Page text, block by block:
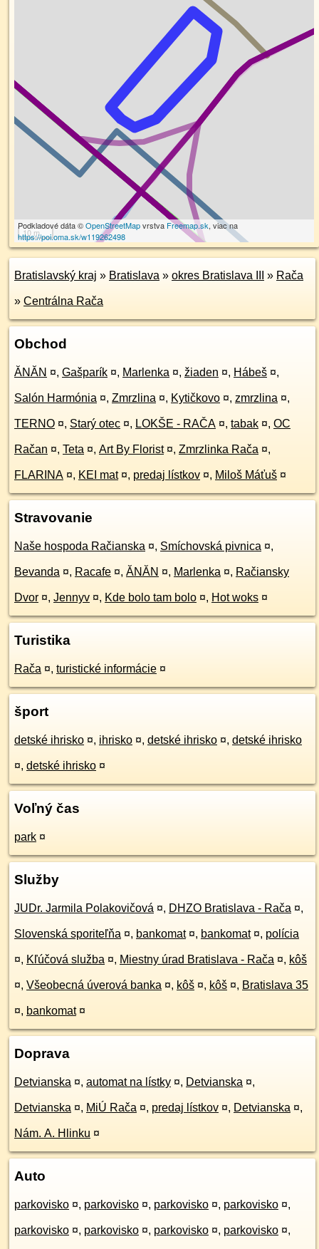
10 m
Podkladové dáta ©OpenStreetMapvrstva Freemap.sk, viac na
https://poi.oma.sk/w119262498
Bratislavský kraj » Bratislava » okres Bratislava III » Rača
» Centrálna Rača
Obchod
ĂNĂN ¤, Gašparík ¤, Marlenka ¤, žiaden ¤, Hábeš ¤,
Salón Harmónia ¤, Zmrzlina ¤, Kytičkovo ¤, zmrzlina ¤,
TERNO ¤, Starý otec ¤, LOKŠE - RAČA ¤, tabak ¤, OC
Račan ¤, Teta ¤, Art By Florist ¤, Zmrzlinka Rača ¤,
FLARINA ¤, KEI mat ¤, predaj lístkov ¤, Miloš Máťuš ¤
Stravovanie
Naše hospoda Račianska ¤, Smíchovská pivnica ¤,
Bevanda ¤, Racafe ¤, ĂNĂN ¤, Marlenka ¤, Račiansky
Dvor ¤, Jennyv ¤, Kde bolo tam bolo ¤, Hot woks ¤
Turistika
Rača ¤, turistické informácie ¤
šport
detské ihrisko ¤, ihrisko ¤, detské ihrisko ¤, detské ihrisko
¤, detské ihrisko ¤
Voľný čas
park ¤
Služby
JUDr. Jarmila Polakovičová ¤, DHZO Bratislava - Rača ¤,
Slovenská sporiteľňa ¤, bankomat ¤, bankomat ¤, polícia
¤, Kľúčová služba ¤, Miestny úrad Bratislava - Rača ¤, kôš
¤, Všeobecná úverová banka ¤, kôš ¤, kôš ¤, Bratislava 35
¤, bankomat ¤
Doprava
Detvianska ¤, automat na lístky ¤, Detvianska ¤,
Detvianska ¤, MiÚ Rača ¤, predaj lístkov ¤, Detvianska ¤,
Nám. A. Hlinku ¤
Auto
parkovisko ¤, parkovisko ¤, parkovisko ¤, parkovisko ¤,
parkovisko ¤, parkovisko ¤, parkovisko ¤, parkovisko ¤,